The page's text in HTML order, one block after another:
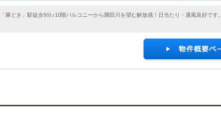
「勝どき」駅徒歩9分♪10階バルコニーから隅田川を望む解放感！日当たり・通風良好です。